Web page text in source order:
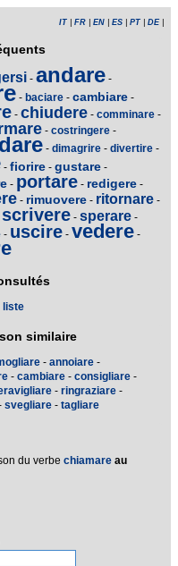
IT FR EN ES PT DE|
- andare -
- baciare - cambiare -
- chiudere - comminare -
- costringere -
dare - dimagrire - divertire -
- fiorire - gustare -
- portare - redigere -
- rimuovere - ritornare -
scrivere - sperare -
- uscire - vedere -
liste
similaire
- annoiare -
- cambiare - consigliare -
- ringraziare -
svegliare - tagliare
du verbe chiamare au